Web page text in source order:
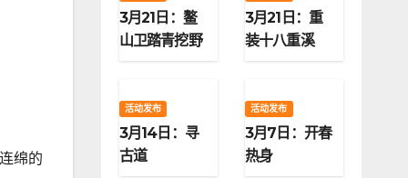
绵的
3月21日：鳌
山卫踏青挖野
3月21日：重
装十八重溪
活动发布
3月14日：寻
古道
活动发布
3月7日：开春
热身